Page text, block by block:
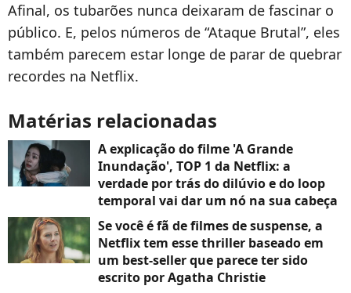
Afinal, os tubarões nunca deixaram de fascinar o
público. E, pelos números de “Ataque Brutal”, eles
também parecem estar longe de parar de quebrar
recordes na Netflix.
Matérias relacionadas
A explicação do filme 'A Grande
Inundação', TOP 1 da Netflix: a
verdade por trás do dilúvio e do loop
temporal vai dar um nó na sua cabeça
Se você é fã de filmes de suspense, a
Netflix tem esse thriller baseado em
um best-seller que parece ter sido
escrito por Agatha Christie